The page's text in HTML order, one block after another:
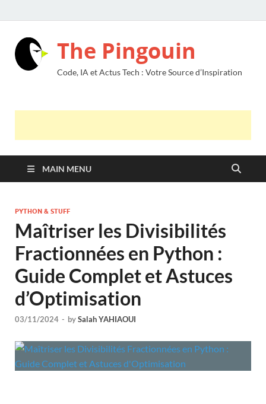
The Pingouin
Code, IA et Actus Tech : Votre Source d’Inspiration
MAIN MENU
PYTHON & STUFF
Maîtriser les Divisibilités
Fractionnées en Python :
Guide Complet et Astuces
d’Optimisation
03/11/2024 - bySalah YAHIAOUI